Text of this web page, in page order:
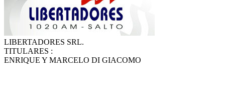
LIBERTADORES SRL.
TITULARES :
ENRIQUE Y MARCELO DI GIACOMO